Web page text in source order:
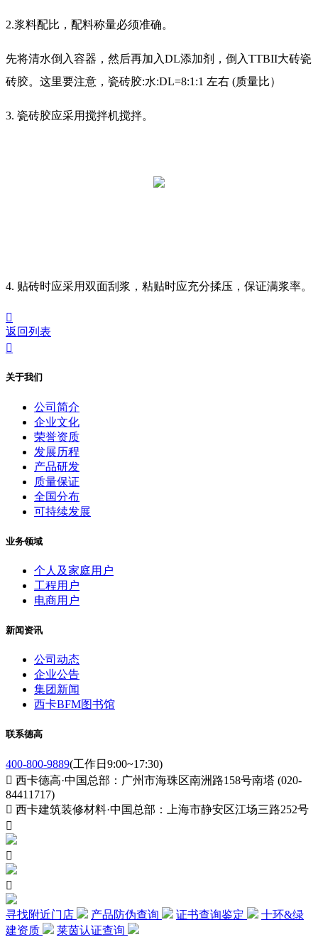
2.浆料配比，配料称量必须准确。
先将清水倒入容器，然后再加入DL添加剂，倒入TTBII大砖瓷
砖胶。这里要注意，瓷砖胶:水:DL=8:1:1 左右 (质量比）
3. 瓷砖胶应采用搅拌机搅拌。
4. 贴砖时应采用双面刮浆，粘贴时应充分揉压，保证满浆率。

返回列表

关于我们
公司简介
企业文化
荣誉资质
发展历程
产品研发
质量保证
全国分布
可持续发展
业务领域
个人及家庭用户
工程用户
电商用户
新闻资讯
公司动态
企业公告
集团新闻
西卡BFM图书馆
联系德高
400-800-9889(工作日9:00~17:30)
 西卡德高·中国总部：广州市海珠区南洲路158号南塔 (020-
84411717)
 西卡建筑装修材料·中国总部：上海市静安区江场三路252号



寻找附近门店 产品防伪查询 证书查询鉴定
十环&绿
建资质
莱茵认证查询